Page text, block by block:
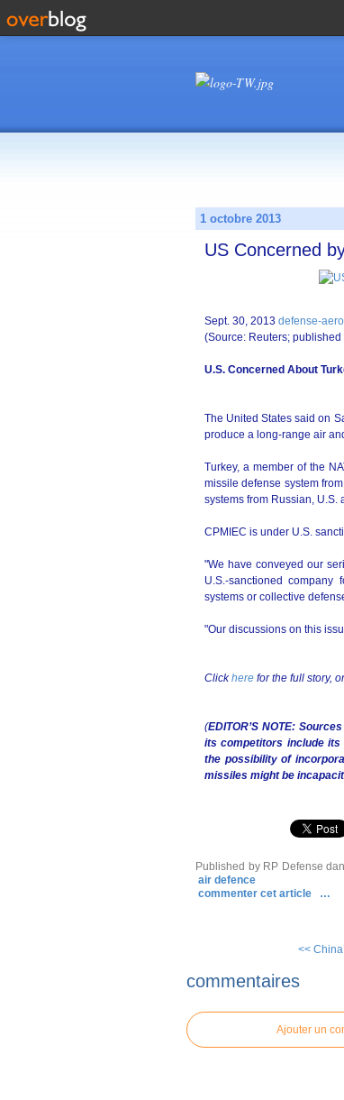
1 octobre 2013
US Concerned
Sept. 30, 2013 defense-
(Source: Reuters;
U.S. Concerned About
The United States said on
produce a long-range air
Turkey, a member of the
missile defense system
systems from Russian, U.S.
CPMIEC is under U.S.
"We have conveyed our
U.S.-sanctioned
systems or collective
"Our discussions on this
Clickhere for the full story,
(EDITOR’S NOTE:
its competitors include
the possibility of
missiles might be
Published by RP Defense
air defence
commenter cet article
…
<<
commentaires
Ajouter un